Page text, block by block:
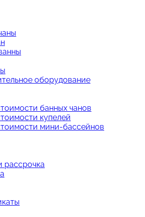
оборудование
банных чанов
купелей
мини-бассейнов
рассрочка